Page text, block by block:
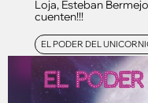
Loja, Esteban
cuenten!!!
EL PODER DEL